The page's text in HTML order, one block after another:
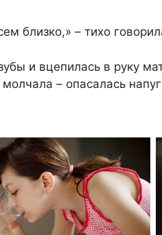
близко,» – тихо
и вцепилась в руку
– опасалась